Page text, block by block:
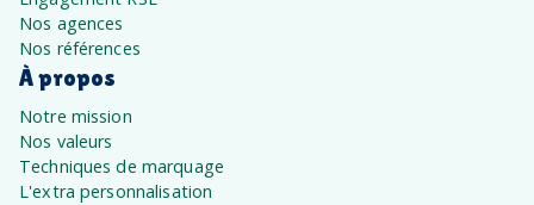
Nos agences
Nos références
À propos
Notre mission
Nos valeurs
Techniques de marquage
L'extra personnalisation